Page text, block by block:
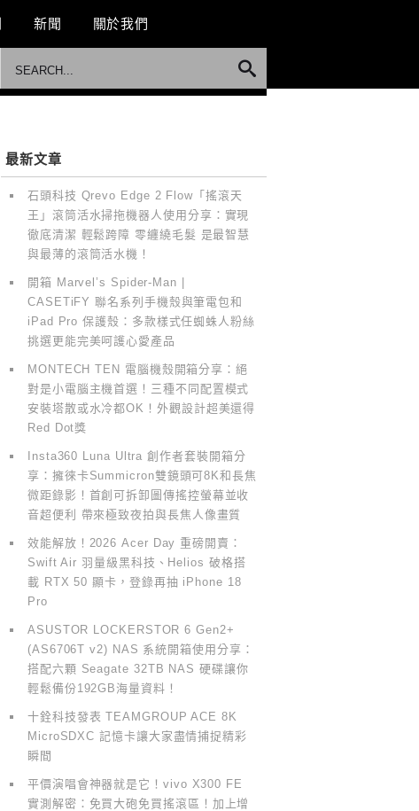
新聞 關於我們
最新文章
石頭科技 Qrevo Edge 2 Flow「搖滾天
王」滾筒活水掃拖機器人使用分享：實現
徹底清潔 輕鬆跨障 零纏繞毛髮 是最智慧
與最薄的滾筒活水機！
開箱 Marvel’s Spider-Man |
CASETiFY 聯名系列手機殼與筆電包和
iPad Pro 保護殼：多款樣式任蜘蛛人粉絲
挑選更能完美呵護心愛產品
MONTECH TEN 電腦機殼開箱分享：絕
對是小電腦主機首選！三種不同配置模式
安裝塔散或水冷都OK！外觀設計超美還得
Red Dot獎
Insta360 Luna Ultra 創作者套裝開箱分
享：擁徠卡Summicron雙鏡頭可8K和長焦
微距錄影！首創可拆卸圖傳搖控螢幕並收
音超便利 帶來極致夜拍與長焦人像畫質
效能解放！2026 Acer Day 重磅開賣：
Swift Air 羽量級黑科技、Helios 破格搭
載 RTX 50 顯卡，登錄再抽 iPhone 18
Pro
ASUSTOR LOCKERSTOR 6 Gen2+
(AS6706T v2) NAS 系統開箱使用分享：
搭配六顆 Seagate 32TB NAS 硬碟讓你
輕鬆備份192GB海量資料！
十銓科技發表 TEAMGROUP ACE 8K
MicroSDXC 記憶卡讓大家盡情捕捉精彩
瞬間
平價演唱會神器就是它！vivo X300 FE
實測解密：免買大砲免買搖滾區！加上增